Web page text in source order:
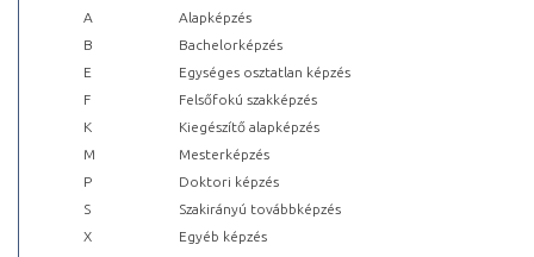
A
Alapképzés
B
Bachelorképzés
E
Egységes osztatlan képzés
F
Felsőfokú szakképzés
K
Kiegészítő alapképzés
M
Mesterképzés
P
Doktori képzés
S
Szakirányú továbbképzés
X
Egyéb képzés